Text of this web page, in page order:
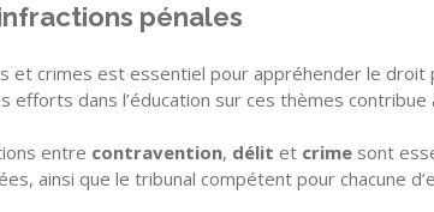
pénales
et crimes est essentiel pour appréhender le droit
dans l’éducation sur ces thèmes
entre contravention, délit et crime sont
ainsi que le tribunal compétent pour chacune